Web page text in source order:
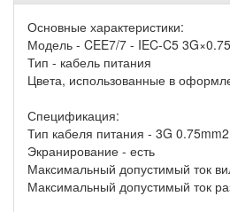
Основные характеристики:
Модель - CEE7/7 - IEC-C5
Тип - кабель питания
Цвета, использованные в
Спецификация:
Тип кабеля питания - 3G 0.75mm2
Экранирование - есть
Максимальный допустимый ток
Максимальный допустимый ток